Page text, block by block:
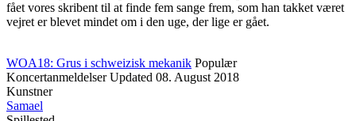
fået vores skribent til at finde fem sange frem, som han takket været
vejret er blevet mindet om i den uge, der lige er gået.
WOA18: Grus i schweizisk mekanik Populær
Koncertanmeldelser Updated 08. August 2018
Kunstner
Samael